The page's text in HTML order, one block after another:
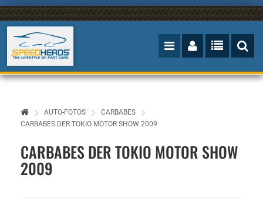
AUTO-FOTOS
CARBABES
CARBABES DER TOKIO MOTOR SHOW 2009
CARBABES DER TOKIO MOTOR SHOW
2009